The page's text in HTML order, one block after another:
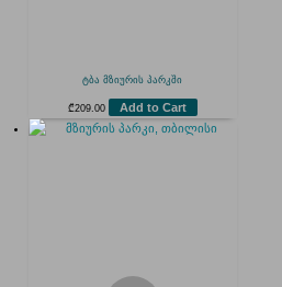
ტბა მზიურის პარკში
₾209.00 Add to Cart